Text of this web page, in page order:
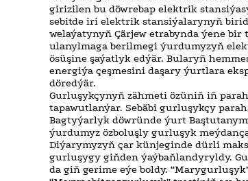
girizilen bu döwrebap elektrik
sebitde iri elektrik stansiýalarynyň
welaýatynyň Çärjew etrabynda ýene
ulanylmaga berilmegi ýurdumyzyň
ösüşine şaýatlyk edýär. Bularyň
energiýa çeşmesini daşary ýurtlara
döredýär.
Gurluşykçynyň zähmeti özüniň iň
tapawutlanýar. Sebäbi gurluşykçy
Bagtyýarlyk döwründe ýurt
ýurdumyz özboluşly gurluşyk
Diýarymyzyň çar künjeginde dürli
gurluşygy giňden ýaýbaňlandyryldy.
da giň gerime eýe boldy.